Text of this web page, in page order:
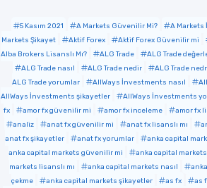
5 Kasım 2021 A Markets Güvenilir Mi? A Markets İ
Markets Şikayet
Aktif Forex Aktif Forex Güvenilir mi
Alba Brokers Lisanslı Mı?
ALG Trade ALG Trade
ALG Trade nasıl
ALG Trade nedir ALG Trade
ALG Trade yorumlar
AllWays İnvestments nasıl
AllWays İnvestments şikayetler
AllWays İnvestments
fx
amor fx güvenilir mi amor fx inceleme amor fx
analiz
anat fx güvenilir mi anat fx lisanslı mı
anat fx şikayetler
anat fx yorumlar
anka capital
anka capital markets güvenilir mi
anka capital
markets lisanslı mı
anka capital markets nasıl
çekme
anka capital markets şikayetler as fx as